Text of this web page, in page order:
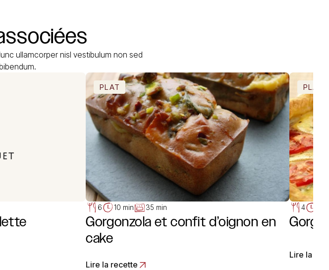
ullamcorper nisl vestibulum non sed
PLAT
6 10 min 35 min
Gorgonzola et confit d’oignon en
cake
Lire la recette
PLAT
4
Lire la